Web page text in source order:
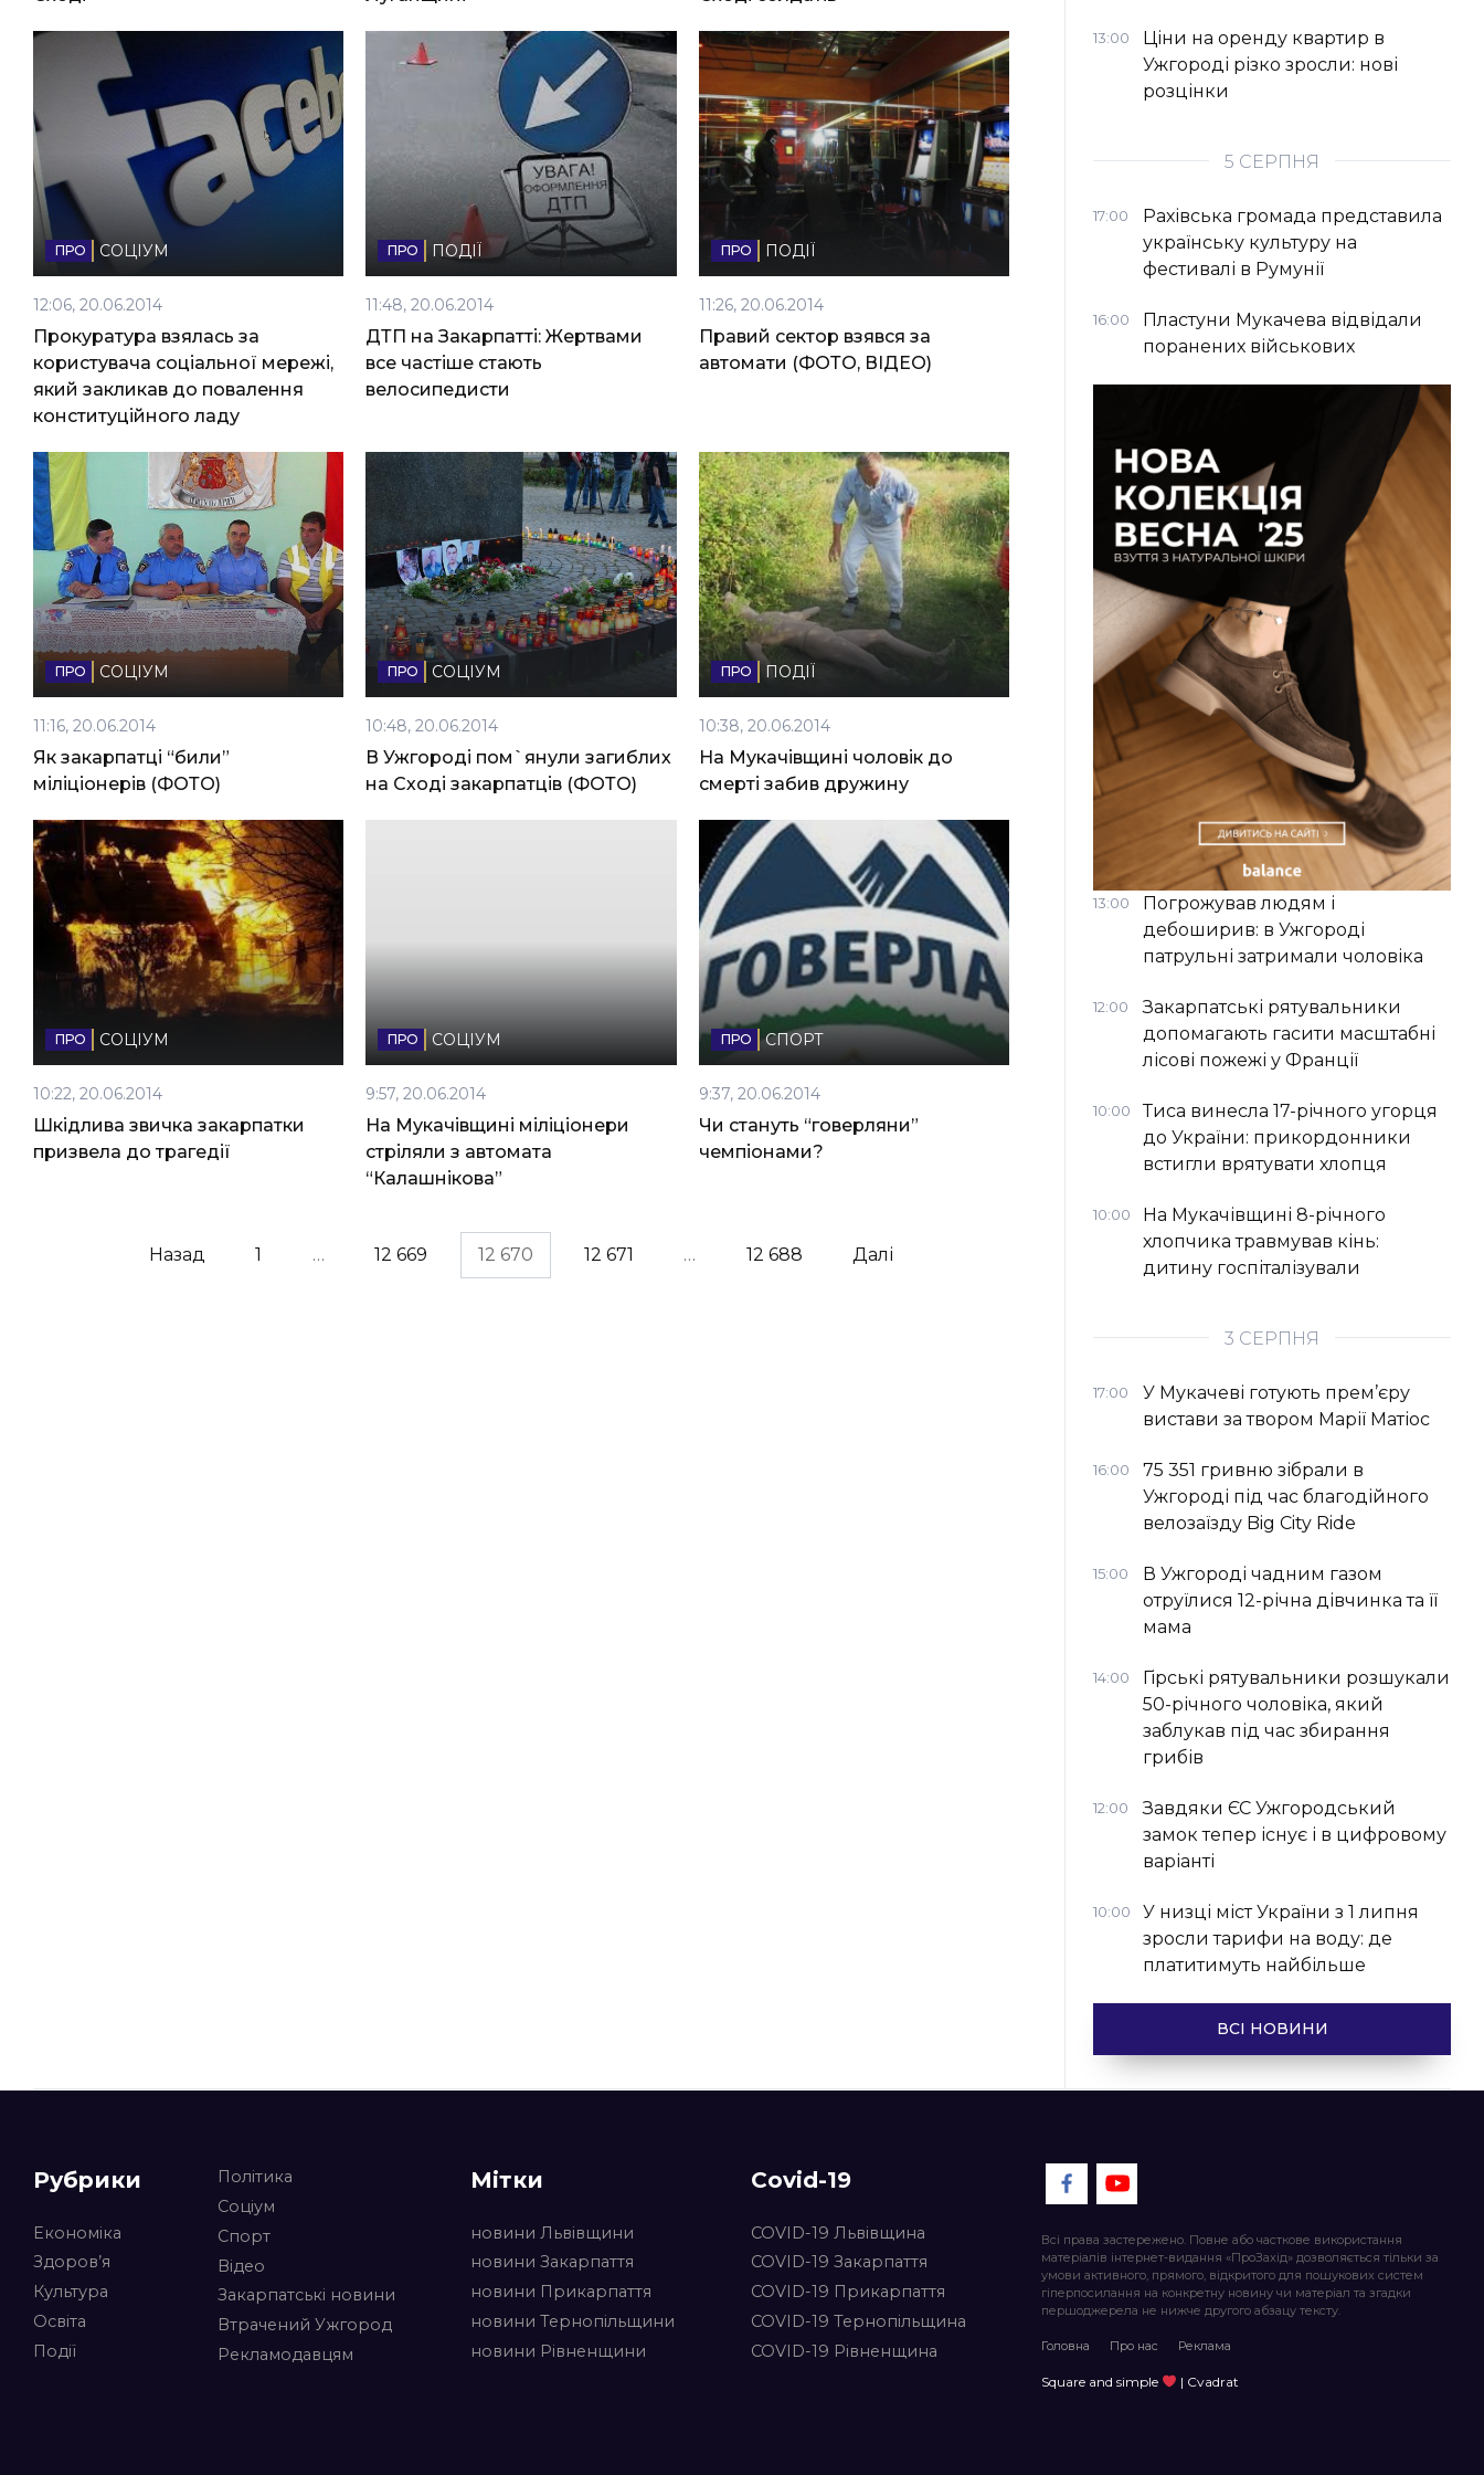
НОВИНИ ЗАХІДНОЇ УКРАЇНИ
ВІДЕО
СОЦІУМ
12:06, 20.06.2014
Прокуратура взялась за
користувача соціальної мережі,
який закликав до повалення
конституційного ладу
ПОДІЇ
11:48, 20.06.2014
ДТП на Закарпатті: Жертвами
все частіше стають
велосипедисти
ПОДІЇ
11:26, 20.06.2014
Правий сектор взявся за
автомати (ФОТО, ВІДЕО)
СОЦІУМ
11:16, 20.06.2014
Як закарпатці “били”
міліціонерів (ФОТО)
СОЦІУМ
10:48, 20.06.2014
В Ужгороді пом`янули загиблих
на Сході закарпатців (ФОТО)
ПОДІЇ
10:38, 20.06.2014
На Мукачівщині чоловік до
смерті забив дружину
СОЦІУМ
10:22, 20.06.2014
Шкідлива звичка закарпатки
призвела до трагедії
СОЦІУМ
9:57, 20.06.2014
На Мукачівщині міліціонери
стріляли з автомата
“Калашнікова”
СПОРТ
9:37, 20.06.2014
Чи стануть “говерляни”
чемпіонами?
Назад 1 … 12 669 12 670 12 671 … 12 688 Далі
13:00
Ціни на оренду квартир в
Ужгороді різко зросли: нові
розцінки
5 СЕРПНЯ
17:00
Рахівська громада представила
українську культуру на
фестивалі в Румунії
16:00
Пластуни Мукачева відвідали
поранених військових
13:00
Погрожував людям і
дебоширив: в Ужгороді
патрульні затримали чоловіка
12:00
Закарпатські рятувальники
допомагають гасити масштабні
лісові пожежі у Франції
10:00
Тиса винесла 17-річного угорця
до України: прикордонники
встигли врятувати хлопця
10:00
На Мукачівщині 8-річного
хлопчика травмував кінь:
дитину госпіталізували
3 СЕРПНЯ
17:00
У Мукачеві готують прем’єру
вистави за твором Марії Матіос
16:00
75 351 гривню зібрали в
Ужгороді під час благодійного
велозаїзду Big Сity Ride
15:00
В Ужгороді чадним газом
отруїлися 12-річна дівчинка та її
мама
14:00
Гірські рятувальники розшукали
50-річного чоловіка, який
заблукав під час збирання
грибів
12:00
Завдяки ЄС Ужгородський
замок тепер існує і в цифровому
варіанті
10:00
У низці міст України з 1 липня
зросли тарифи на воду: де
платитимуть найбільше
ВСІ НОВИНИ
Рубрики
Економіка
Здоров’я
Культура
Освіта
Події
Політика
Соціум
Спорт
Відео
Закарпатські новини
Втрачений Ужгород
Рекламодавцям
Мітки
новини Львівщини
новини Закарпаття
новини Прикарпаття
новини Тернопільщини
новини Рівненщини
Covid-19
COVID-19 Львівщина
COVID-19 Закарпаття
COVID-19 Прикарпаття
COVID-19 Тернопільщина
COVID-19 Рівненщина
Всі права застережено. Повне або часткове використання
матеріалів інтернет-видання «ПроЗахід» дозволяється тільки за
умови активного, прямого, відкритого для пошукових систем
гіперпосилання на конкретну новину чи матеріал та згадки
першоджерела не нижче другого абзацу тексту.
Головна Про нас Реклама
Square and simple | Cvadrat